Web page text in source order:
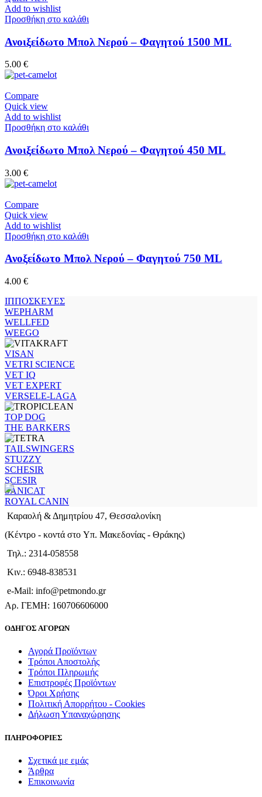
Add to wishlist
Προσθήκη στο καλάθι
Ανοιξείδωτο Μπολ Νερού – Φαγητού 1500 ML
5.00 €
Compare
Quick view
Add to wishlist
Προσθήκη στο καλάθι
Ανοιξείδωτο Μπολ Νερού – Φαγητού 450 ML
3.00 €
Compare
Quick view
Add to wishlist
Προσθήκη στο καλάθι
Ανοξείδωτο Μπολ Νερού – Φαγητού 750 ML
4.00 €
ΙΠΠΟΣΚΕΥΕΣ
WEPHARM
WELLFED
WEEGO
VISAN
VETRI SCIENCE
VET IQ
VET EXPERT
VERSELE-LAGA
TOP DOG
THE BARKERS
TAILSWINGERS
STUZZY
SCHESIR
SCESIR
SANICAT
ROYAL CANIN
Καραολή & Δημητρίου 47, Θεσσαλονίκη
(Kέντρο - κοντά στο Yπ. Μακεδονίας - Θράκης)
Τηλ.: 2314-058558
Κιν.: 6948-838531
e-Mail: info@petmondo.gr
Aρ. ΓΕΜΗ: 160706606000
ΟΔΗΓΟΣ ΑΓΟΡΩΝ
Αγορά Προϊόντων
Τρόποι Αποστολής
Τρόποι Πληρωμής
Επιστροφές Προϊόντων
Όροι Χρήσης
Πολιτική Απορρήτου - Cookies
Δήλωση Υπαναχώρησης
ΠΛΗΡΟΦΟΡΙΕΣ
Σχετικά με εμάς
Άρθρα
Επικοινωνία